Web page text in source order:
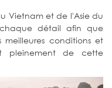
Vietnam et de l'Asie du
chaque détail afin que
conditions et
pleinement de cette